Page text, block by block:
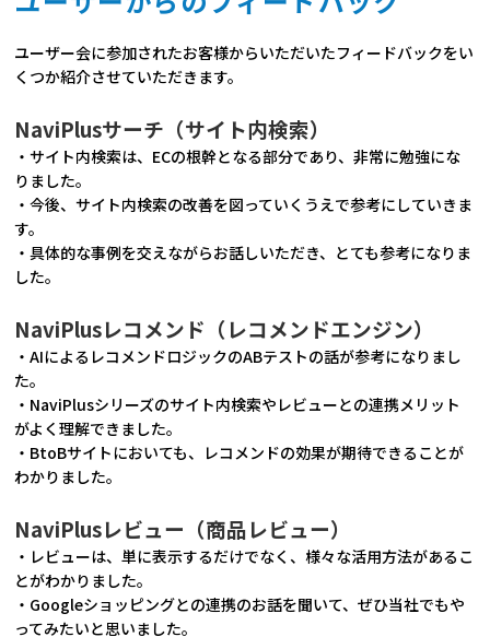
ユーザー会に参加されたお客様からいただいたフィードバックをい
くつか紹介させていただきます。
NaviPlusサーチ（サイト内検索）
・サイト内検索は、ECの根幹となる部分であり、非常に勉強にな
りました。
・今後、サイト内検索の改善を図っていくうえで参考にしていきま
す。
・具体的な事例を交えながらお話しいただき、とても参考になりま
した。
NaviPlusレコメンド（レコメンドエンジン）
・AIによるレコメンドロジックのABテストの話が参考になりまし
た。
・NaviPlusシリーズのサイト内検索やレビューとの連携メリット
がよく理解できました。
・BtoBサイトにおいても、レコメンドの効果が期待できることが
わかりました。
NaviPlusレビュー（商品レビュー）
・レビューは、単に表示するだけでなく、様々な活用方法があるこ
とがわかりました。
・Googleショッピングとの連携のお話を聞いて、ぜひ当社でもや
ってみたいと思いました。